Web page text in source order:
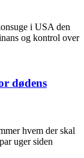
i USA den
og kontrol over
dødens
hvem der skal
uger siden